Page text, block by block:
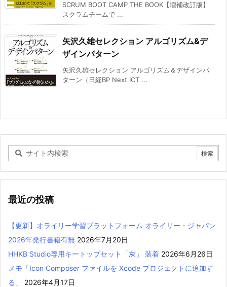
SCRUM BOOT CAMP THE BOOK【増補改訂版】
スクラムチームで ...
矢沢久雄セレクション アルゴリズム&デ
ザインパターン
矢沢久雄セレクション アルゴリズム＆デザインパ
ターン（日経BP Next ICT ...
最近の投稿
【更新】オライリー学習プラットフォーム オライリー・ジャパン
2026年発行書籍有無 2026年7月20日
HHKB Studio専用キートップセット「灰」 装着 2026年6月26日
メモ「Icon Composer ファイルを Xcode プロジェクトに追加す
る」
2026年4月17日